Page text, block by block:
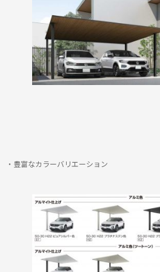
・豊富なカラーバリエーション